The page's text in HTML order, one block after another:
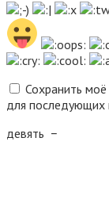
Сохранить
для последующих
девять −